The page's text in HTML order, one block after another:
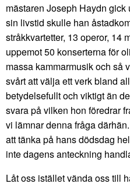
mästaren Joseph Haydn
sin livstid skulle han
stråkkvartetter, 13 operor, 14
uppemot 50 konserterna för
massa kammarmusik och så
svårt att välja ett verk bland
betydelsefullt och viktigt än
svara på vilken hon föredrar
vi lämnar denna fråga
att tänka på hans dödsdag
inte dagens anteckning
Låt oss istället vända oss till